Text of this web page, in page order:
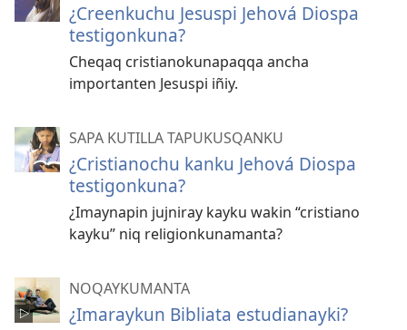
¿Creenkuchu Jesuspi Jehová Diospa
testigonkuna?
Cheqaq cristianokunapaqqa ancha
importanten Jesuspi iñiy.
SAPA KUTILLA TAPUKUSQANKU
¿Cristianochu kanku Jehová Diospa
testigonkuna?
¿Imaynapin jujniray kayku wakin “cristiano
kayku” niq religionkunamanta?
NOQAYKUMANTA
¿Imaraykun Bibliata estudianayki?